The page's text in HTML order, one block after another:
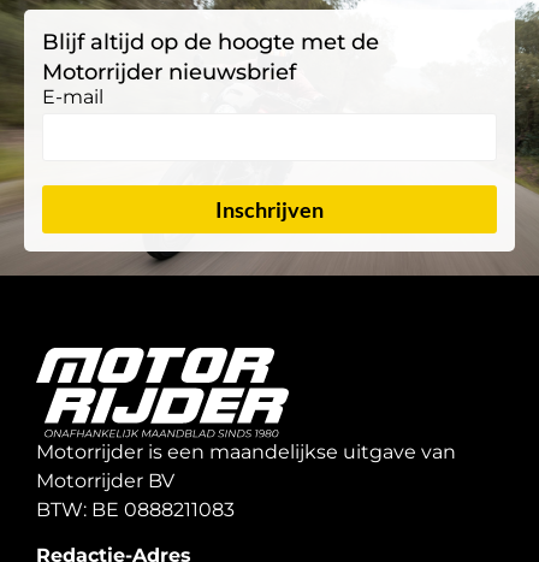
Blijf altijd op de hoogte met de
Motorrijder nieuwsbrief
E-mail
Inschrijven
Motorrijder is een maandelijkse uitgave van
Motorrijder BV
BTW: BE 0888211083
Redactie-Adres